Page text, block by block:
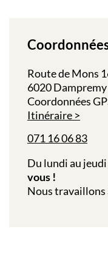
Route de Mons
6020 Dampremy
Coordonnées
Itinéraire
071 16 06 83
Du lundi au jeudi
vous !
Nous travaillons